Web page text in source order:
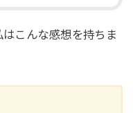
はこんな感想を持ちま